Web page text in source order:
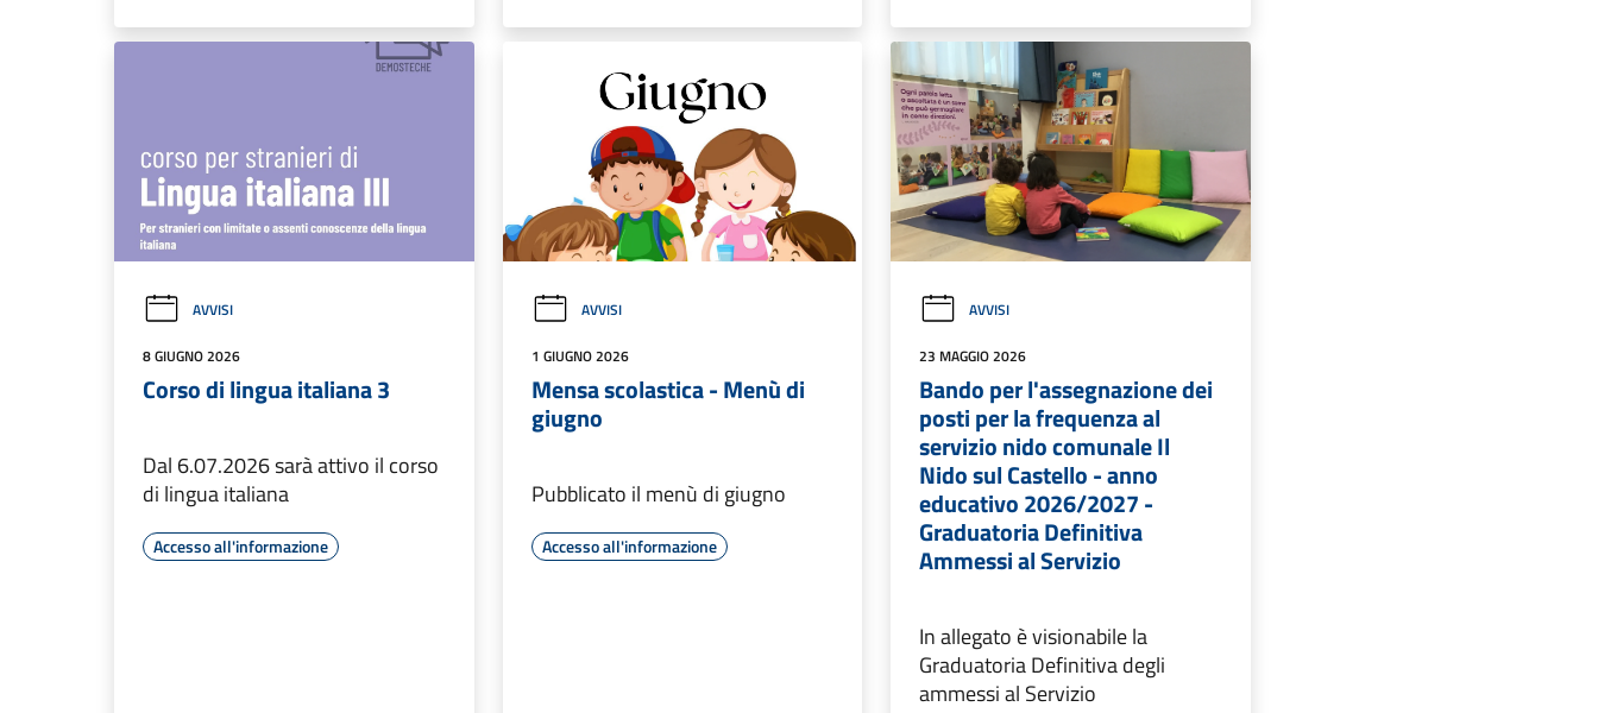
AVVISI
8 GIUGNO 2026
Corso di lingua italiana 3
Dal 6.07.2026 sarà attivo il corso
di lingua italiana
Accesso all'informazione
AVVISI
1 GIUGNO 2026
Mensa scolastica - Menù di
giugno
Pubblicato il menù di giugno
Accesso all'informazione
AVVISI
23 MAGGIO 2026
Bando per l'assegnazione dei
posti per la frequenza al
servizio nido comunale Il
Nido sul Castello - anno
educativo 2026/2027 -
Graduatoria Definitiva
Ammessi al Servizio
In allegato è visionabile la
Graduatoria Definitiva degli
ammessi al Servizio